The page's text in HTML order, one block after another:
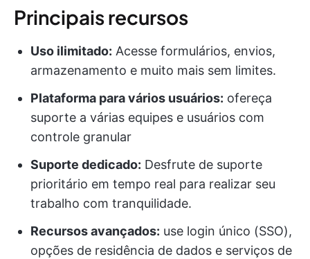
Principais recursos
Uso ilimitado: Acesse formulários, envios,
armazenamento e muito mais sem limites.
Plataforma para vários usuários: ofereça
suporte a várias equipes e usuários com
controle granular
Suporte dedicado: Desfrute de suporte
prioritário em tempo real para realizar seu
trabalho com tranquilidade.
Recursos avançados: use login único (SSO),
opções de residência de dados e serviços de